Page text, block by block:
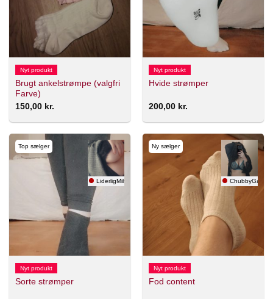
Nyt produkt
Brugt ankelstrømpe (valgfri
Farve)
150,00 kr.
Nyt produkt
Hvide strømper
200,00 kr.
Top sælger
LiderligMilf
Nyt produkt
Sorte strømper
Ny sælger
ChubbyGamer
Nyt produkt
Fod content